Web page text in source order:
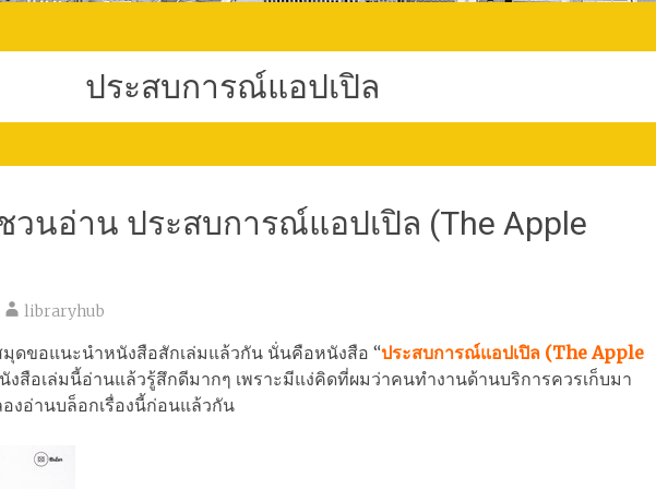
ประสบการณ์แอปเปิล
นอ่าน ประสบการณ์แอปเปิล (The Apple
libraryhub
ดขอแนะนำหนังสือสักเล่มแล้วกัน นั่นคือหนังสือ “ประสบการณ์แอปเปิล (The Apple
งสือเล่มนี้อ่านแล้วรู้สึกดีมากๆ เพราะมีแง่คิดที่ผมว่าคนทำงานด้านบริการควรเก็บมา
องอ่านบล็อกเรื่องนี้ก่อนแล้วกัน